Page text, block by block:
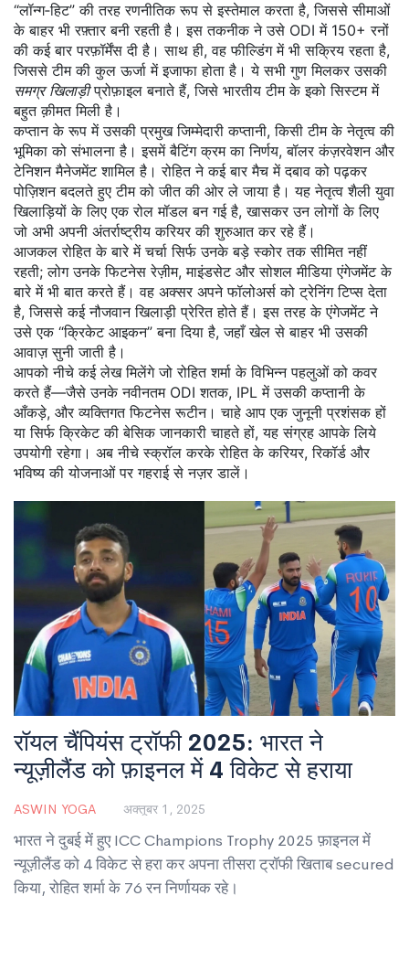
“लॉन्ग‑हिट” की तरह रणनीतिक रूप से इस्तेमाल करता है, जिससे सीमाओं
के बाहर भी रफ़्तार बनी रहती है। इस तकनीक ने उसे ODI में 150+ रनों
की कई बार परफ़ॉर्मेंस दी है। साथ ही, वह फील्डिंग में भी सक्रिय रहता है,
जिससे टीम की कुल ऊर्जा में इजाफा होता है। ये सभी गुण मिलकर उसकी
समग्र खिलाड़ीप्रोफ़ाइल बनाते हैं, जिसे भारतीय टीम के इको सिस्टम में
बहुत क़ीमत मिली है।
कप्तान के रूप में उसकी प्रमुख जिम्मेदारीकप्तानी,किसी टीम के नेतृत्व की
भूमिका को संभालना है। इसमें बैटिंग क्रम का निर्णय, बॉलर कंज़रवेशन और
टेनिशन मैनेजमेंट शामिल है। रोहित ने कई बार मैच में दबाव को पढ़कर
पोज़िशन बदलते हुए टीम को जीत की ओर ले जाया है। यह नेतृत्व शैली युवा
खिलाड़ियों के लिए एक रोल मॉडल बन गई है, खासकर उन लोगों के लिए
जो अभी अपनी अंतर्राष्ट्रीय करियर की शुरुआत कर रहे हैं।
आजकल रोहित के बारे में चर्चा सिर्फ उनके बड़े स्कोर तक सीमित नहीं
रहती; लोग उनके फिटनेस रेज़ीम, माइंडसेट और सोशल मीडिया एंगेजमेंट के
बारे में भी बात करते हैं। वह अक्सर अपने फॉलोअर्स को ट्रेनिंग टिप्स देता
है, जिससे कई नौजवान खिलाड़ी प्रेरित होते हैं। इस तरह के एंगेजमेंट ने
उसे एक “क्रिकेट आइकन” बना दिया है, जहाँ खेल से बाहर भी उसकी
आवाज़ सुनी जाती है।
आपको नीचे कई लेख मिलेंगे जो रोहित शर्मा के विभिन्न पहलुओं को कवर
करते हैं—जैसे उनके नवीनतम ODI शतक, IPL में उसकी कप्तानी के
आँकड़े, और व्यक्तिगत फिटनेस रूटीन। चाहे आप एक जुनूनी प्रशंसक हों
या सिर्फ क्रिकेट की बेसिक जानकारी चाहते हों, यह संग्रह आपके लिये
उपयोगी रहेगा। अब नीचे स्क्रॉल करके रोहित के करियर, रिकॉर्ड और
भविष्य की योजनाओं पर गहराई से नज़र डालें।
रॉयल चैंपियंस ट्रॉफी 2025: भारत ने
न्यूज़ीलैंड को फ़ाइनल में 4 विकेट से हराया
ASWIN YOGA अक्तूबर 1, 2025
भारत ने दुबई में हुए ICC Champions Trophy 2025 फ़ाइनल में
न्यूज़ीलैंड को 4 विकेट से हरा कर अपना तीसरा ट्रॉफी खिताब secured
किया, रोहित शर्मा के 76 रन निर्णायक रहे।